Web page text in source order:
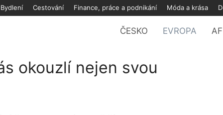
Bydlení Cestování Finance, práce a podnikání Móda a krása
ČESKO EVROPA
okouzlí nejen svou